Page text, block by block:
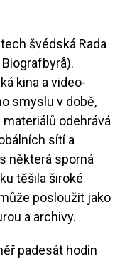
švédská Rada
kina a video-
smyslu v době,
odehrává
sítí a
některá sporná
těšila široké
posloužit jako
a archivy.
padesát hodin